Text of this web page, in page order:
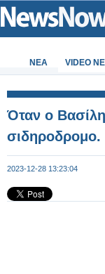
ΝΕΑ VIDEO
Όταν ο
σιδηροδρομο.
2023-12-28 13:23:04